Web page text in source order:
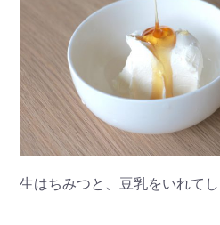
生はちみつと、豆乳をいれてし